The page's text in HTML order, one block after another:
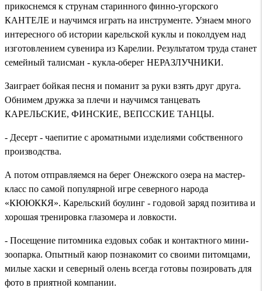
прикоснемся к струнам старинного финно-угорского
КАНТЕЛЕ и научимся играть на инструменте. Узнаем много
интересного об истории карельской куклы и поколдуем над
изготовлением сувенира из Карелии. Результатом труда станет
семейный талисман - кукла-оберег НЕРАЗЛУЧНИКИ.
Заиграет бойкая песня и поманит за руки взять друг друга.
Обнимем дружка за плечи и научимся танцевать
КАРЕЛЬСКИЕ, ФИНСКИЕ, ВЕПССКИЕ ТАНЦЫ.
- Десерт - чаепитие с ароматными изделиями собственного
производства.
А потом отправляемся на берег Онежского озера на мастер-
класс по самой популярной игре северного народа
«КЮЮККЯ». Карельский боулинг - годовой заряд позитива и
хорошая тренировка глазомера и ловкости.
- Посещение питомника ездовых собак и контактного мини-
зоопарка. Опытный каюр познакомит со своими питомцами,
милые хаски и северный олень всегда готовы позировать для
фото в приятной компании.